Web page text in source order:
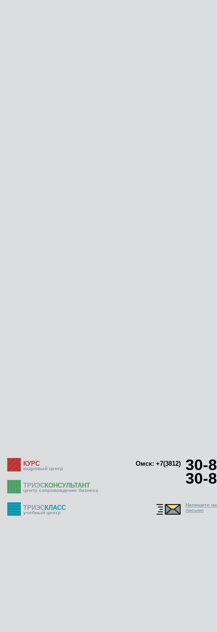
КУРС
кадровый центр
Омск: +7(3812) 30-
30-
ТРИЭСКОНСУЛЬТАНТ
центр сопровождение бизнеса
ТРИЭСКЛАСС
учебный центр
Напишите
письмо